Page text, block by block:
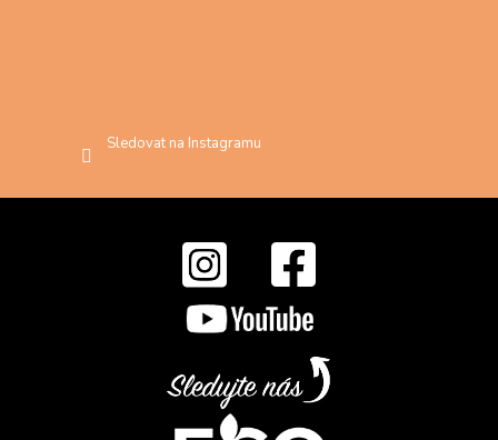
Sledovat na Instagramu